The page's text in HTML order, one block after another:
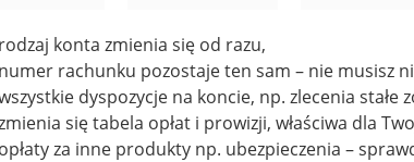
rodzaj konta zmienia się od razu,
numer rachunku pozostaje ten sam – nie musisz
dyspozycje na koncie, np. zlecenia stałe
się tabela opłat i prowizji, właściwa dla
opłaty za inne produkty np. ubezpieczenia –